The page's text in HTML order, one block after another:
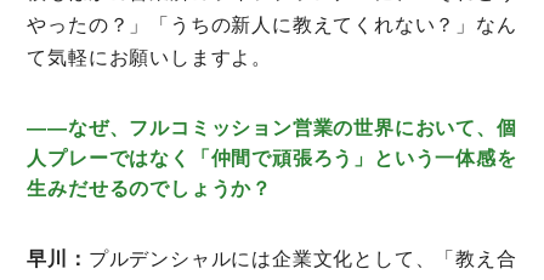
やったの？」「うちの新人に教えてくれない？」なん
て気軽にお願いしますよ。
――なぜ、フルコミッション営業の世界において、個
人プレーではなく「仲間で頑張ろう」という一体感を
生みだせるのでしょうか？
早川： プルデンシャルには企業文化として、「教え合